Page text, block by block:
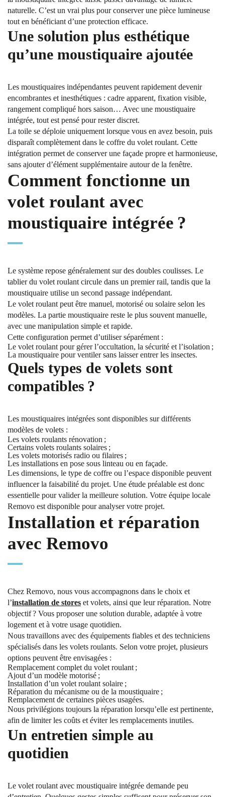
naturelle. C’est un vrai plus pour conserver une pièce lumineuse
tout en bénéficiant d’une protection efficace.
Une solution plus esthétique
qu’une moustiquaire ajoutée
Les moustiquaires indépendantes peuvent rapidement devenir
encombrantes et inesthétiques : cadre apparent, fixation visible,
rangement compliqué hors saison… Avec une moustiquaire
intégrée, tout est pensé pour rester discret.
La toile se déploie uniquement lorsque vous en avez besoin, puis
disparaît complètement dans le coffre du volet roulant. Cette
intégration permet de conserver une façade propre et harmonieuse,
sans ajouter d’élément supplémentaire autour de la fenêtre.
Comment fonctionne un
volet roulant avec
moustiquaire intégrée ?
Le système repose généralement sur des doubles coulisses. Le
tablier du volet roulant circule dans un premier rail, tandis que la
moustiquaire utilise un second passage indépendant.
Le volet roulant peut être manuel, motorisé ou solaire selon les
modèles. La partie moustiquaire reste le plus souvent manuelle,
avec une manipulation simple et rapide.
Cette configuration permet d’utiliser séparément :
Le volet roulant pour gérer l’occultation, la sécurité et l’isolation ;
La moustiquaire pour ventiler sans laisser entrer les insectes.
Quels types de volets sont
compatibles ?
Les moustiquaires intégrées sont disponibles sur différents
modèles de volets :
Les volets roulants rénovation ;
Certains volets roulants solaires ;
Les volets motorisés radio ou filaires ;
Les installations en pose sous linteau ou en façade.
Les dimensions, le type de coffre ou l’espace disponible peuvent
influencer la faisabilité du projet. Une étude préalable est donc
essentielle pour valider la meilleure solution. Votre équipe locale
Removo est disponible pour analyser votre projet.
Installation et réparation
avec Removo
Chez Removo, nous vous accompagnons dans le choix et
l’installation de stores et volets, ainsi que leur réparation. Notre
objectif ? Vous proposer une solution durable, adaptée à votre
logement et à votre usage quotidien.
Nous travaillons avec des équipements fiables et des techniciens
spécialisés dans les volets roulants. Selon votre projet, plusieurs
options peuvent être envisagées :
Remplacement complet du volet roulant ;
Ajout d’un modèle motorisé ;
Installation d’un volet roulant solaire ;
Réparation du mécanisme ou de la moustiquaire ;
Remplacement de certaines pièces usagées.
Nous privilégions toujours la réparation lorsqu’elle est pertinente,
afin de limiter les coûts et éviter les remplacements inutiles.
Un entretien simple au
quotidien
Le volet roulant avec moustiquaire intégrée demande peu